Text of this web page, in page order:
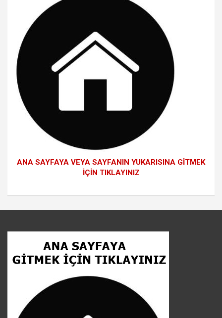
ANA SAYFAYA VEYA SAYFANIN YUKARISINA GİTMEK
İÇİN TIKLAYINIZ